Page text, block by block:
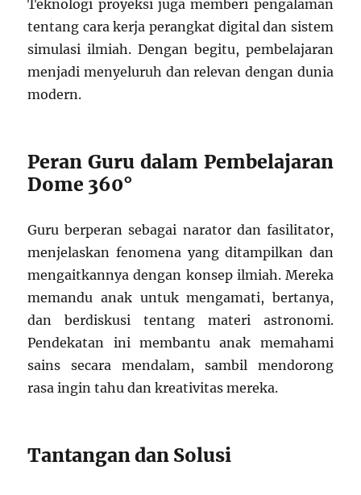
Teknologi proyeksi juga memberi pengalaman
tentang cara kerja perangkat digital dan sistem
simulasi ilmiah. Dengan begitu, pembelajaran
menjadi menyeluruh dan relevan dengan dunia
modern.
Peran Guru dalam Pembelajaran
Dome 360°
Guru berperan sebagai narator dan fasilitator,
menjelaskan fenomena yang ditampilkan dan
mengaitkannya dengan konsep ilmiah. Mereka
memandu anak untuk mengamati, bertanya,
dan berdiskusi tentang materi astronomi.
Pendekatan ini membantu anak memahami
sains secara mendalam, sambil mendorong
rasa ingin tahu dan kreativitas mereka.
Tantangan dan Solusi